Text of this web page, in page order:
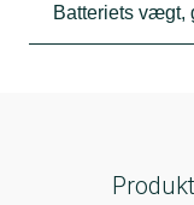
Batteriets vægt,